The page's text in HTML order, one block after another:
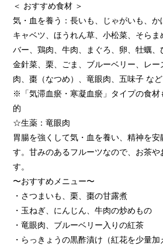
＜ おすすめ食材 ＞
気・血を養う：長いも、じゃがいも、か
キャベツ、ほうれん草、小松菜、そらま
バー、鶏肉、牛肉、まぐろ、卵、牡蠣、
金針菜、栗、ごま、ブルーベリー、レ
肉、棗（なつめ）、竜眼肉、五味子 など
※「気滞血瘀・寒凝血瘀」タイプの食材
的
☆生薬：竜眼肉
胃腸を強くして気・血を養い、精神を安
す。甘みのあるフルーツなので、お茶
す。
〜おすすめメニュー〜
・さつまいも、栗、棗の甘露煮
・玉ねぎ、にんじん、牛肉の炒めもの
・竜眼肉、ブルーベリー入りの紅茶
・らっきょうの黒酢漬け（紅花を少量